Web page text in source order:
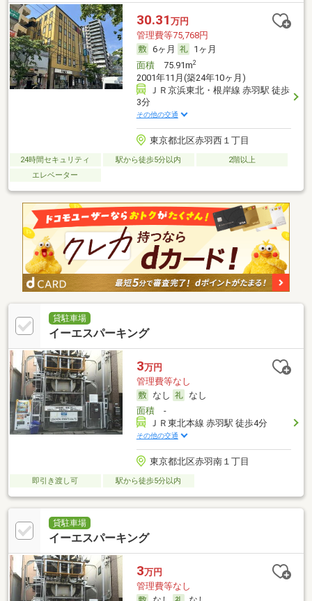
30.31 万円
管理費等75,768円
6ヶ月
1ヶ月
面積75.91m2
2001年11月(築24年10ヶ月)
ＪＲ京浜東北・根岸線 赤羽駅 徒歩
3分
その他の交通
東京都北区赤羽西１丁目
24時間セキュリティ 駅から徒歩5分以内
2階以上
エレベーター
貸駐車場
イーエスパーキング
3万円
管理費等なし
なし
なし
面積-
ＪＲ東北本線 赤羽駅 徒歩4分
その他の交通
東京都北区赤羽南１丁目
即引き渡し可 駅から徒歩5分以内
貸駐車場
イーエスパーキング
3万円
管理費等なし